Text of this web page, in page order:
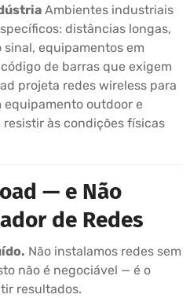
Ambientes industriais
distâncias longas,
equipamentos em
de barras que exigem
projeta redes wireless para
outdoor e
às condições físicas
— e Não
de Redes
Não instalamos redes sem
não é negociável — é o
resultados.